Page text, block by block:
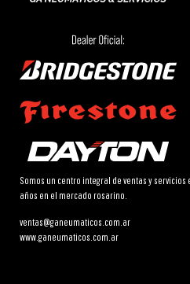
Somos un centro integral de ventas y
años en el mercado rosarino.
ventas@ganeumaticos.com.ar
www.ganeumaticos.com.ar